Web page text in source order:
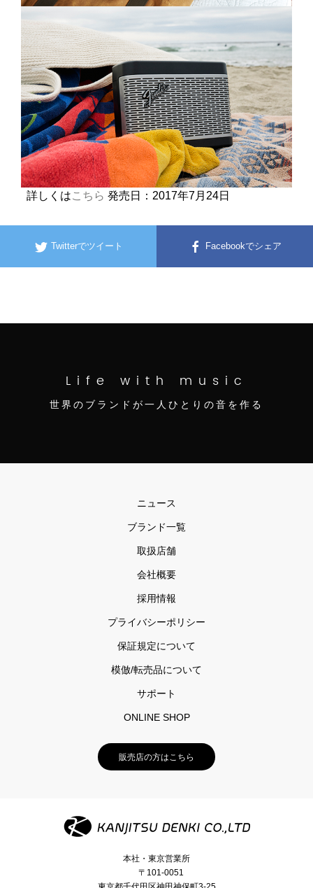
詳しくはこちら 発売日：2017年7月24日
Twitterでツイート Facebookでシェア
Life with music
世界のブランドが一人ひとりの音を作る
ニュース
ブランド一覧
取扱店舗
会社概要
採用情報
プライバシーポリシー
保証規定について
模倣/転売品について
サポート
ONLINE SHOP
販売店の方はこちら
本社・東京営業所
〒101-0051